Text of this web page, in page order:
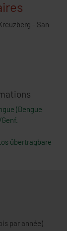
- San
(Dengue
übertragbare
par année)